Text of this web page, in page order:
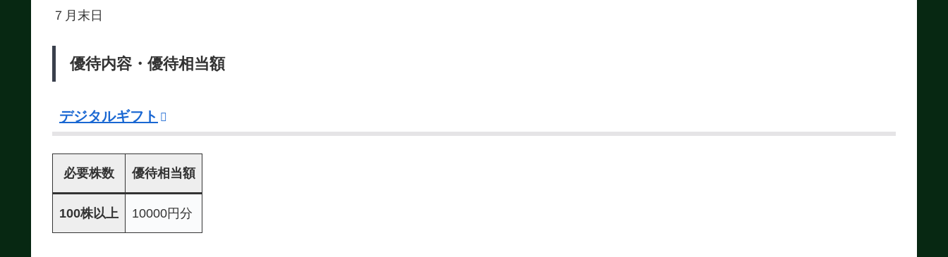
７月末日
優待内容・優待相当額
デジタルギフト
必要株数 優待相当額
100株以上 10000円分